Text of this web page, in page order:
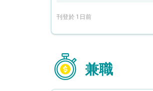
刊登於 1日前
兼職